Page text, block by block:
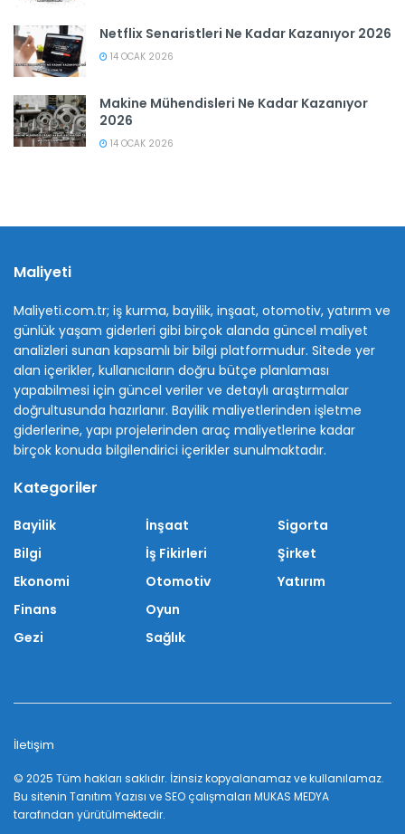
Netflix Senaristleri Ne Kadar Kazanıyor 2026
14 OCAK 2026
Makine Mühendisleri Ne Kadar Kazanıyor
2026
14 OCAK 2026
Maliyeti
Maliyeti.com.tr; iş kurma, bayilik, inşaat, otomotiv, yatırım ve
günlük yaşam giderleri gibi birçok alanda güncel maliyet
analizleri sunan kapsamlı bir bilgi platformudur. Sitede yer
alan içerikler, kullanıcıların doğru bütçe planlaması
yapabilmesi için güncel veriler ve detaylı araştırmalar
doğrultusunda hazırlanır. Bayilik maliyetlerinden işletme
giderlerine, yapı projelerinden araç maliyetlerine kadar
birçok konuda bilgilendirici içerikler sunulmaktadır.
Kategoriler
Bayilik
Bilgi
Ekonomi
Finans
Gezi
İnşaat
İş Fikirleri
Otomotiv
Oyun
Sağlık
Sigorta
Şirket
Yatırım
İletişim
© 2025 Tüm hakları saklıdır. İzinsiz kopyalanamaz ve kullanılamaz.
Bu sitenin Tanıtım Yazısı ve SEO çalışmaları MUKAS MEDYA
tarafından yürütülmektedir.